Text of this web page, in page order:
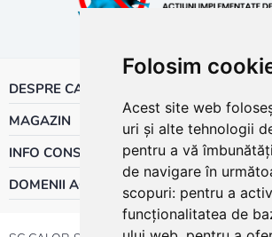
Folosim
Acest site web
uri și alte tehnologii
pentru a vă
de navigare în
scopuri: pentru a
funcționalitatea de
DESPRE CALOR
MAGAZIN
INFO CONSUMATOR
DOMENII ACTIVITATE